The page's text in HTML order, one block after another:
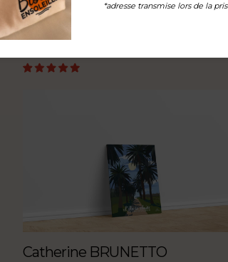
#LEB
Catherine BRUNETTO
*adresse transmise lors de la